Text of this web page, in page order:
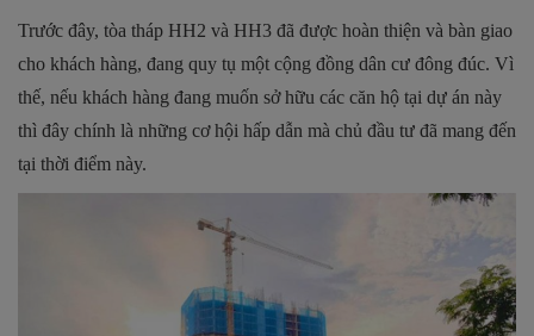
Trước đây, tòa tháp HH2 và HH3 đã được hoàn thiện và bàn giao
cho khách hàng, đang quy tụ một cộng đồng dân cư đông đúc. Vì
thế, nếu khách hàng đang muốn sở hữu các căn hộ tại dự án này
thì đây chính là những cơ hội hấp dẫn mà chủ đầu tư đã mang đến
tại thời điểm này.